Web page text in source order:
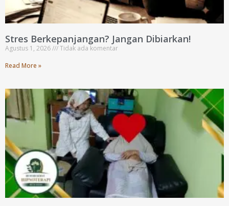
Stres Berkepanjangan? Jangan Dibiarkan!
Agustus 1, 2026
Tidak ada komentar
Read More »